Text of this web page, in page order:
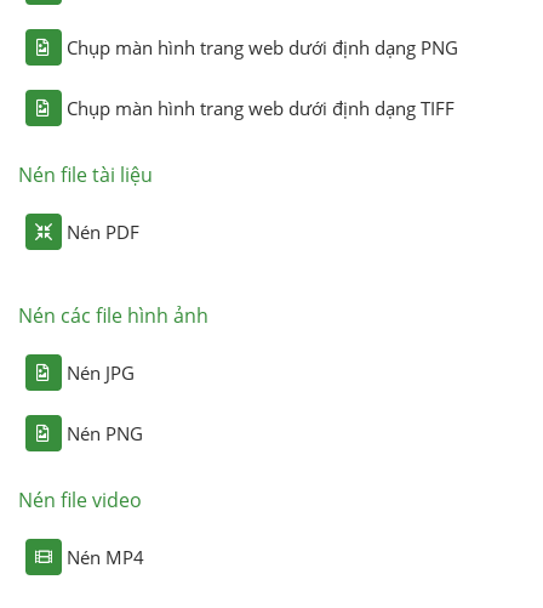
Chụp màn hình trang web dưới định dạng PNG
Chụp màn hình trang web dưới định dạng TIFF
Nén file tài liệu
Nén PDF
Nén các file hình ảnh
Nén JPG
Nén PNG
Nén file video
Nén MP4